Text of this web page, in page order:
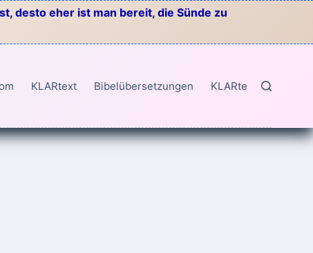
desto eher ist man bereit, die Sünde zu
KLARtext Bibelübersetzungen KLARtext